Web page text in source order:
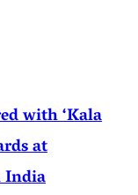
with ‘Kala
at
India